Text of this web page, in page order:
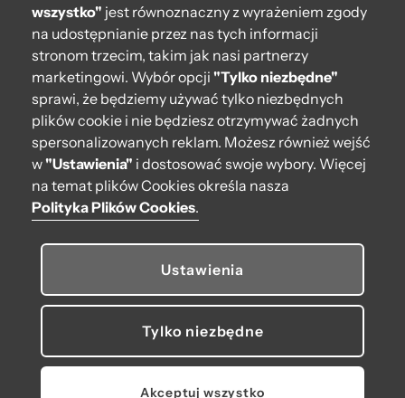
Moje O bag
Kontakt
222 571 414
bok@obagstore.pl
WhatsApp O bag Polska
Pon.-pt. w godz 08:00 - 16:00
Obserwuj nas
© 2026 O bag. Wszelkie prawa zastrzeżone.
U nas płacisz, jak lubisz:
wszystko" jest równoznaczny z wyrażeniem zgody
na udostępnianie przez nas tych informacji
stronom trzecim, takim jak nasi partnerzy
marketingowi. Wybór opcji "Tylko niezbędne"
sprawi, że będziemy używać tylko niezbędnych
plików cookie i nie będziesz otrzymywać żadnych
spersonalizowanych reklam. Możesz również wejść
w"Ustawienia" i dostosować swoje wybory. Więcej
na temat plików Cookies określa nasza
Polityka Plików Cookies.
Ustawienia
Tylko niezbędne
Akceptuj wszystko